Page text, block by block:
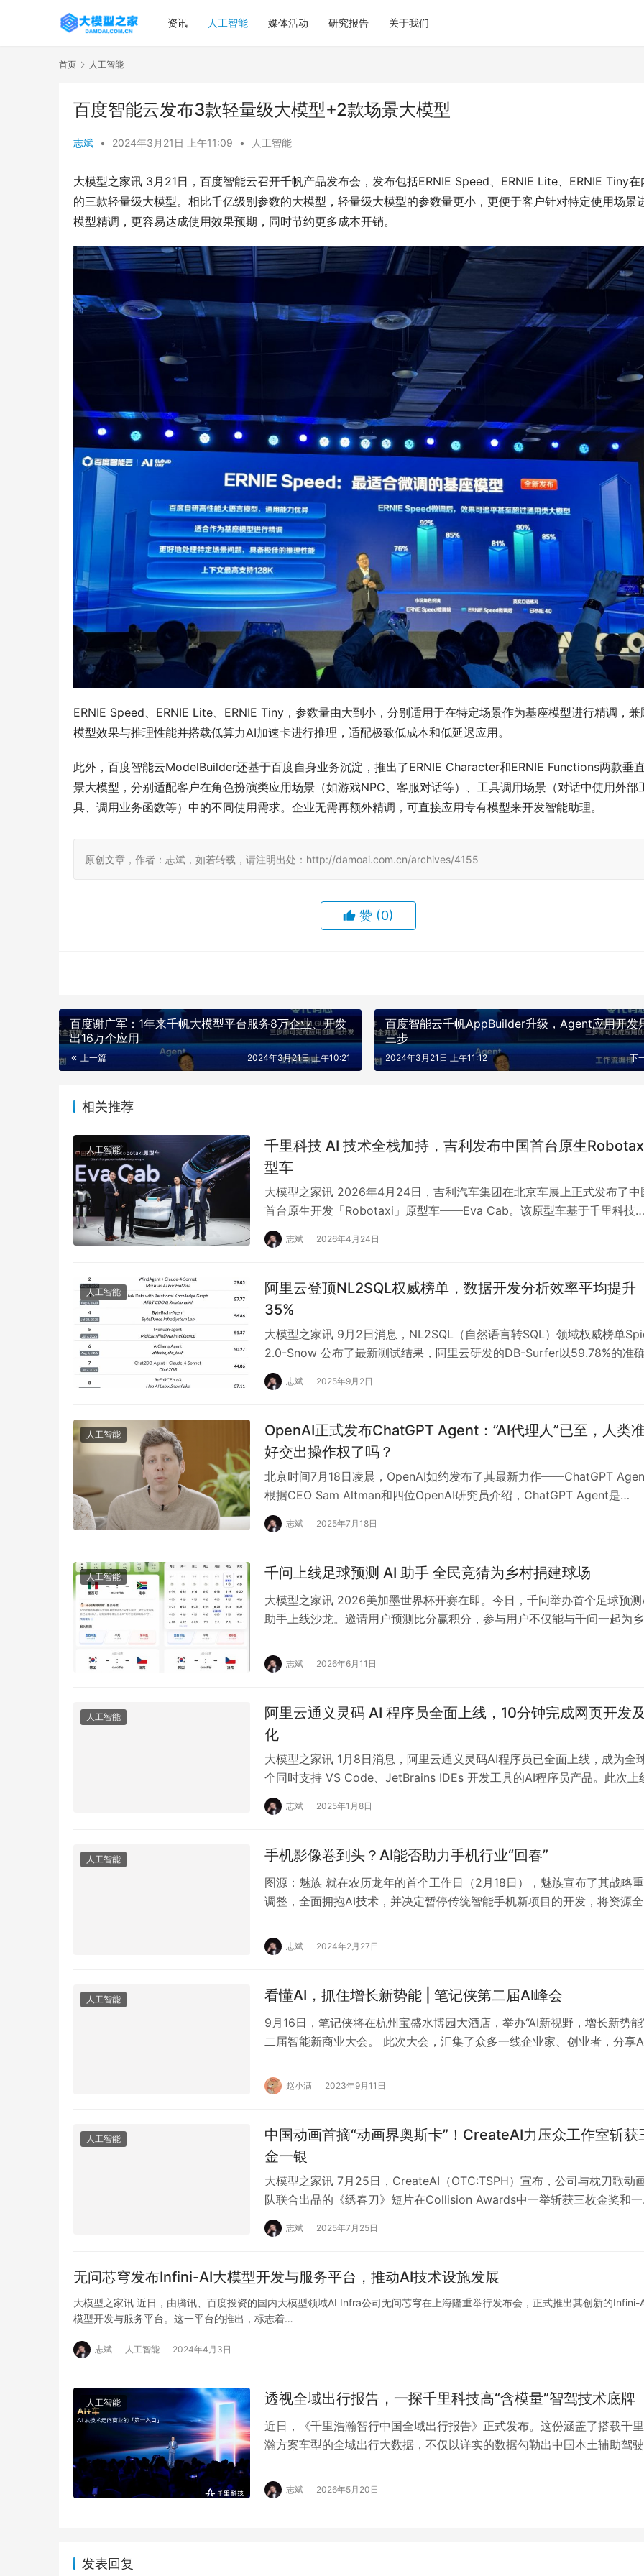
资讯 人工智能 媒体活动 研究报告 关于我们
首页 人工智能
百度智能云发布3款轻量级大模型+2款场景大模型
志斌 • 2024年3月21日 上午11:09 • 人工智能
大模型之家讯 3月21日，百度智能云召开千帆产品发布会，发布包括ERNIE Speed、ERNIE Lite、ERNIE Tiny在
的三款轻量级大模型。相比千亿级别参数的大模型，轻量级大模型的参数量更小，更便于客户针对特定使用场景
模型精调，更容易达成使用效果预期，同时节约更多成本开销。
ERNIE Speed、ERNIE Lite、ERNIE Tiny，参数量由大到小，分别适用于在特定场景作为基座模型进行精调，兼
模型效果与推理性能并搭载低算力AI加速卡进行推理，适配极致低成本和低延迟应用。
此外，百度智能云ModelBuilder还基于百度自身业务沉淀，推出了ERNIE Character和ERNIE Functions两款垂
景大模型，分别适配客户在角色扮演类应用场景（如游戏NPC、客服对话等）、工具调用场景（对话中使用外部
具、调用业务函数等）中的不同使用需求。企业无需再额外精调，可直接应用专有模型来开发智能助理。
原创文章，作者：志斌，如若转载，请注明出处：http://damoai.com.cn/archives/4155
赞 (0)
百度谢广军：1年来千帆大模型平台服务8万企业、开发
出16万个应用
上一篇 2024年3月21日 上午10:21
百度智能云千帆AppBuilder升级，Agent应用开发
三步
下
2024年3月21日 上午11:12
相关推荐
人工智能
千里科技 AI 技术全栈加持，吉利发布中国首台原生
型车
大模型之家讯 2026年4月24日，吉利汽车集团在北京车展上正式发布了中
首台原生开发「Robotaxi」原型车——Eva Cab。该原型车基于千里科技
Robotaxi综合解决方案…
志斌 2026年4月24日
人工智能
阿里云登顶NL2SQL权威榜单，数据开发分析效率平均提升
35%
大模型之家讯 9月2日消息，NL2SQL（自然语言转SQL）领域权威榜单
2.0-Snow 公布了最新测试结果，阿里云研发的DB-Surfer以59.78%的准
登顶…
志斌 2025年9月2日
人工智能
OpenAI正式发布ChatGPT Agent：”AI代理人”已至，人类
好交出操作权了吗？
北京时间7月18日凌晨，OpenAI如约发布了其最新力作——ChatGPT
根据CEO Sam Altman和四位OpenAI研究员介绍，ChatGPT Agent是…
志斌 2025年7月18日
人工智能 千问上线足球预测 AI 助手 全民竞猜为乡村捐建球场
大模型之家讯 2026美加墨世界杯开赛在即。今日，千问举办首个足球预测
助手上线沙龙。邀请用户预测比分赢积分，参与用户不仅能与千问一起为乡
志斌 2026年6月11日
人工智能
阿里云通义灵码 AI 程序员全面上线，10分钟完成网页开发
化
大模型之家讯 1月8日消息，阿里云通义灵码AI程序员已全面上线，成为全
个同时支持 VS Code、JetBrains IDEs 开发工具的AI程序员产品。此次上
AI程序员相…
志斌 2025年1月8日
人工智能 手机影像卷到头？AI能否助力手机行业“回春”
图源：魅族 就在农历龙年的首个工作日（2月18日），魅族宣布了其战略
调整，全面拥抱AI技术，并决定暂停传统智能手机新项目的开发，将资源全
志斌 2024年2月27日
人工智能 看懂AI，抓住增长新势能 | 笔记侠第二届AI峰会
9月16日，笔记侠将在杭州宝盛水博园大酒店，举办“AI新视野，增长新势能
二届智能新商业大会。 此次大会，汇集了众多一线企业家、创业者，分享
赵小满 2023年9月11日
人工智能
中国动画首摘“动画界奥斯卡”！CreateAI力压众工作室斩获
金一银
大模型之家讯 7月25日，CreateAI（OTC:TSPH）宣布，公司与枕刀歌动
队联合出品的《绣春刀》短片在Collision Awards中一举斩获三枚金奖和一
银奖，与W…
志斌 2025年7月25日
无问芯穹发布Infini-AI大模型开发与服务平台，推动AI技术设施发展
大模型之家讯 近日，由腾讯、百度投资的国内大模型领域AI Infra公司无问芯穹在上海隆重举行发布会，正式推出其创新的Infini-
模型开发与服务平台。这一平台的推出，标志着…
志斌 人工智能 2024年4月3日
人工智能 透视全域出行报告，一探千里科技高“含模量”智驾技术底牌
近日，《千里浩瀚智行中国全域出行报告》正式发布。这份涵盖了搭载千
瀚方案车型的全域出行大数据，不仅以详实的数据勾勒出中国本土辅助驾驶
志斌 2026年5月20日
发表回复